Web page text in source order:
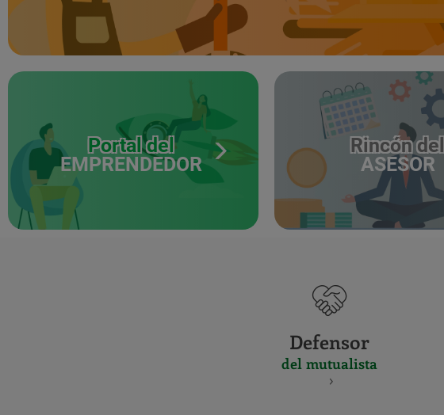
Portal del
EMPRENDEDOR
Rincón del
ASESOR
Defensor
del mutualista